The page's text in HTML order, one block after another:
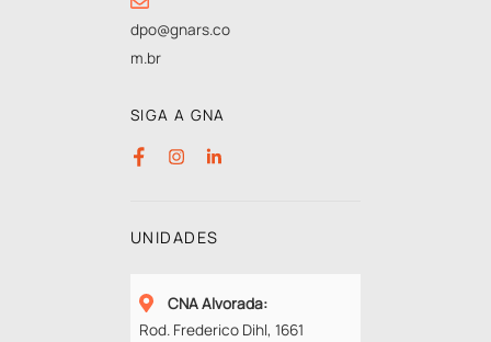
dpo@gnars.co
m.br
SIGA A GNA
UNIDADES
CNA Alvorada:
Rod. Frederico Dihl, 1661